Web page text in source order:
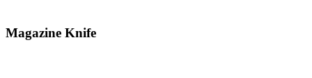
Magazine Knife